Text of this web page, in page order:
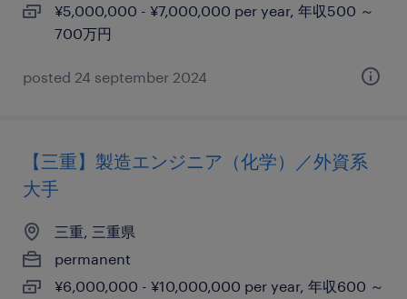
¥5,000,000 - ¥7,000,000 per year, 年収500 ～
700万円
posted 24 september 2024
【三重】製造エンジニア（化学）／外資系
大手
三重, 三重県
permanent
¥6,000,000 - ¥10,000,000 per year, 年収600 ～